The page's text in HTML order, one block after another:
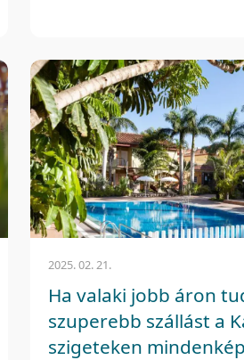
2025. 02. 21.
Ha valaki jobb áron
szuperebb szállást a
szigeteken